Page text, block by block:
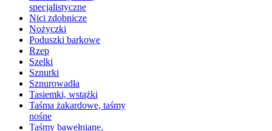
specjalistyczne
Nici zdobnicze
Nożyczki
Poduszki barkowe
Rzep
Szelki
Sznurki
Sznurowadła
Tasiemki, wstążki
Taśma żakardowe, taśmy
nośne
Taśmy bawełniane,